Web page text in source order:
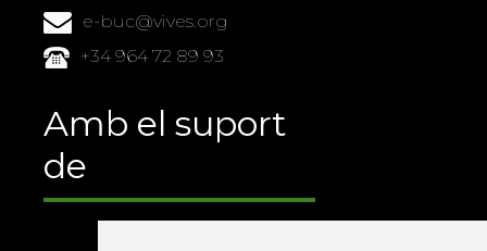
e-buc@vives.org
+34 964 72 89 93
Amb el suport
de